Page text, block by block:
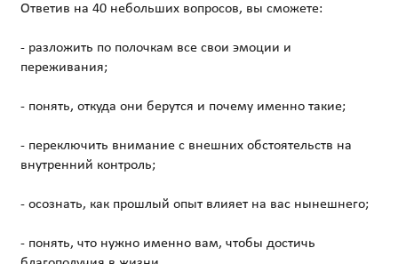
Ответив на 40 небольших вопросов, вы сможете:
- разложить по полочкам все свои эмоции и
переживания;
- понять, откуда они берутся и почему именно такие;
- переключить внимание с внешних обстоятельств на
внутренний контроль;
- осознать, как прошлый опыт влияет на вас нынешнего;
- понять, что нужно именно вам, чтобы достичь